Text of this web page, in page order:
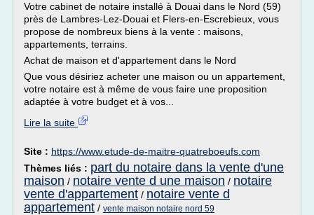
Votre cabinet de notaire installé à Douai dans le Nord (59)
près de Lambres-Lez-Douai et Flers-en-Escrebieux, vous
propose de nombreux biens à la vente : maisons,
appartements, terrains.
Achat de maison et d'appartement dans le Nord
Que vous désiriez acheter une maison ou un appartement,
votre notaire est à même de vous faire une proposition
adaptée à votre budget et à vos...
Lire la suite
Site : https://www.etude-de-maitre-quatreboeufs.com
Thèmes liés : part du notaire dans la vente d'une
maison / notaire vente d une maison / notaire
vente d'appartement / notaire vente d
appartement / vente maison notaire nord 59